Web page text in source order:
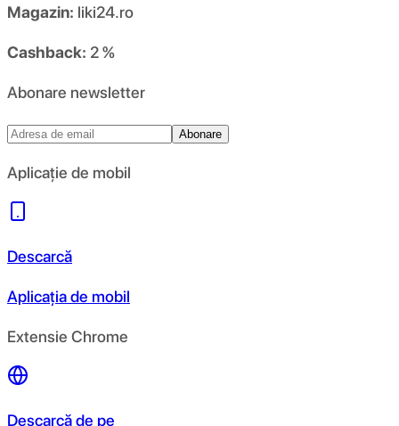
Magazin: liki24.ro
Cashback: 2 %
Abonare newsletter
Abonare
Aplicație de mobil
Descarcă
Aplicația de mobil
Extensie Chrome
Descarcă de pe